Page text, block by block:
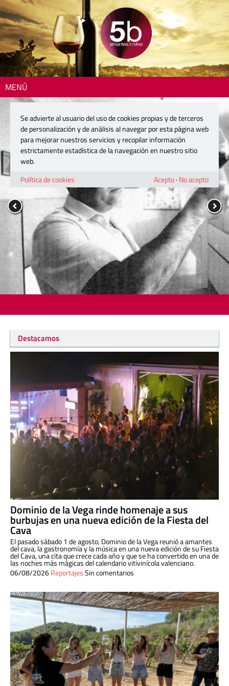
MENÚ
Destacamos
Dominio de la Vega rinde homenaje a sus
burbujas en una nueva edición de la Fiesta del
Cava
El pasado sábado 1 de agosto, Dominio de la Vega reunió a amantes
del cava, la gastronomía y la música en una nueva edición de su Fiesta
del Cava, una cita que crece cada año y que se ha convertido en una de
las noches más mágicas del calendario vitivinícola valenciano.
06/08/2026ReportajesSin comentarios
Se advierte al usuario del uso de cookies propias y de terceros
de personalización y de análisis al navegar por esta página web
para mejorar nuestros servicios y recopilar información
estrictamente estadística de la navegación en nuestro sitio
web.
Política de cookies
Acepto· No acepto